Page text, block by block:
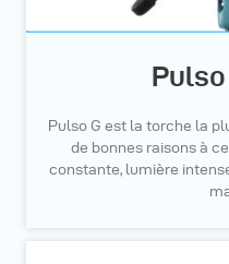
Pulso
Pulso G est la torche la
de bonnes raisons à
constante, lumière